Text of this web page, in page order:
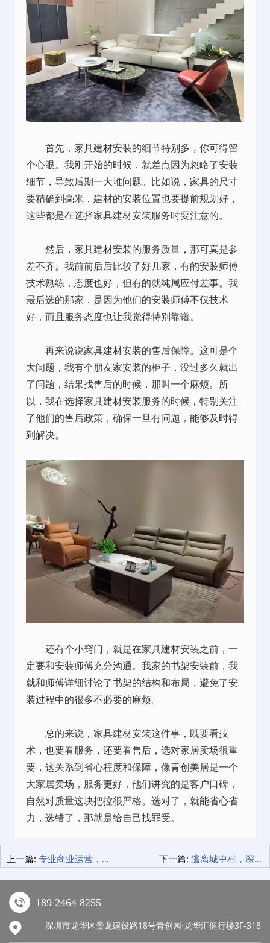
首先，家具建材安装的细节特别多，你可得留
个心眼。我刚开始的时候，就差点因为忽略了安装
细节，导致后期一大堆问题。比如说，家具的尺寸
要精确到毫米，建材的安装位置也要提前规划好，
这些都是在选择家具建材安装服务时要注意的。
然后，家具建材安装的服务质量，那可真是参
差不齐。我前前后后比较了好几家，有的安装师傅
技术熟练，态度也好，但有的就纯属应付差事。我
最后选的那家，是因为他们的安装师傅不仅技术
好，而且服务态度也让我觉得特别靠谱。
再来说说家具建材安装的售后保障。这可是个
大问题，我有个朋友家安装的柜子，没过多久就出
了问题，结果找售后的时候，那叫一个麻烦。所
以，我在选择家具建材安装服务的时候，特别关注
了他们的售后政策，确保一旦有问题，能够及时得
到解决。
还有个小窍门，就是在家具建材安装之前，一
定要和安装师傅充分沟通。我家的书架安装前，我
就和师傅详细讨论了书架的结构和布局，避免了安
装过程中的很多不必要的麻烦。
总的来说，家具建材安装这件事，既要看技
术，也要看服务，还要看售后，选对家居卖场很重
要，这关系到省心程度和保障，像青创美居是一个
大家居卖场，服务更好，他们讲究的是客户口碑，
自然对质量这块把控很严格。选对了，就能省心省
力，选错了，那就是给自己找罪受。
上一篇: 专业商业运营，如何让商业街起死回生的！ 下一篇: 逃离城中村，深圳公寓租赁让你住得更体面！
189 2464 8255
深圳市龙华区景龙建设路18号青创园·龙华汇健行楼3F-318